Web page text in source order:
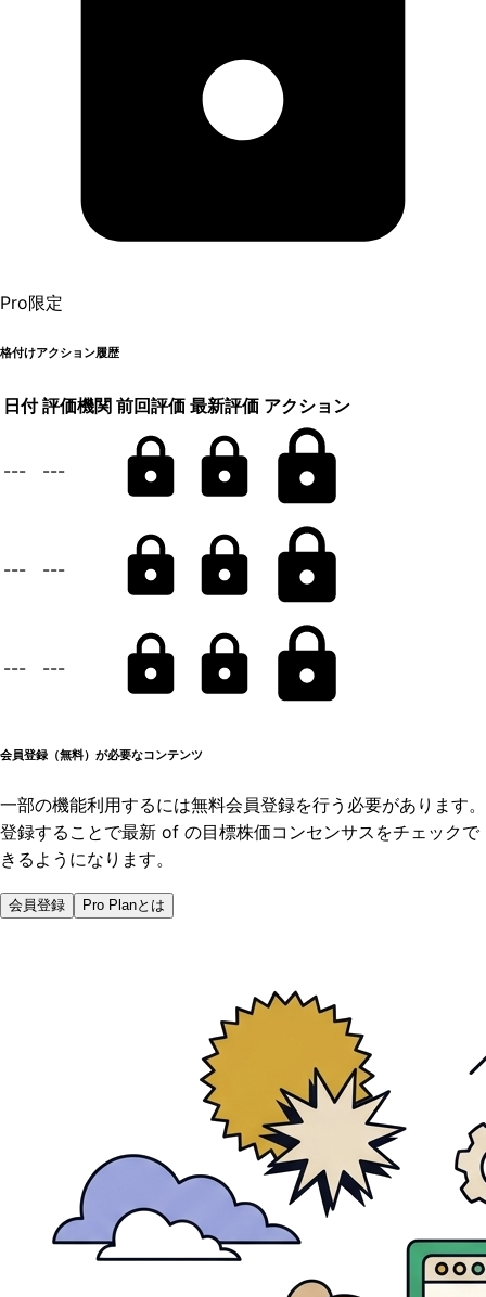
Pro限定
格付けアクション履歴
日付 評価機関 前回評価 最新評価 アクション
--- ---
--- ---
--- ---
会員登録（無料）が必要なコンテンツ
一部の機能利用するには無料会員登録を行う必要があります。
登録することで最新 of の目標株価コンセンサスをチェックで
きるようになります。
会員登録 Pro Planとは